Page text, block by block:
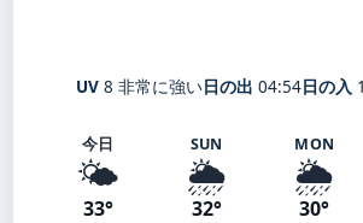
UV 8 非常に強い日の出 04:54日の入
今日
🌤️
33°
SUN
🌦️
32°
MON
🌦️
30°